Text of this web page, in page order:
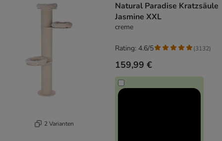
2 Varianten
Natural Paradise Kratzsäule
Jasmine XXL
creme
159,99 €
Rating: 4.6/5 (3132)